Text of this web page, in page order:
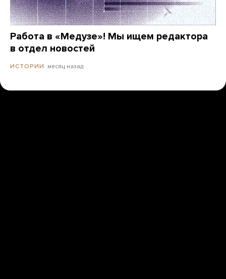
Работа в «Медузе»! Мы ищем редактора
в отдел новостей
ИСТОРИИ месяц назад